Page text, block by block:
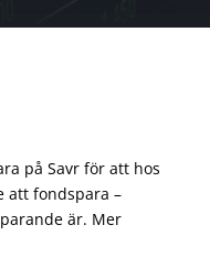
på Savr för att hos
att fondspara –
är. Mer